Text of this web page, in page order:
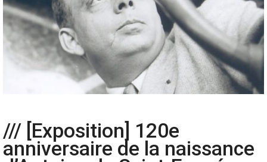
/// [Exposition] 120e
anniversaire de la naissance